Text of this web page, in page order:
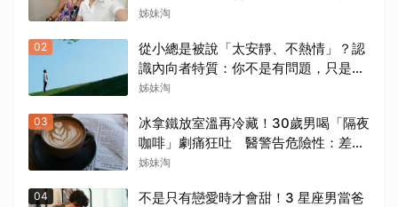
世重逢奇緣
姊妹淘
02
從小總是被說「太安靜、不熱情」？認
識內向者特質：你不是有問題，只是能
量來源不同
姊妹淘
03
冰拿鐵放室溫再冷藏！30歲男喝「隔夜
咖啡」劇痛狂吐 醫警告危險性：差點
就洗腎
姊妹淘
04
不是只有戀愛時才會甜！3 星座男當爸